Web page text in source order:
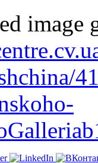
image